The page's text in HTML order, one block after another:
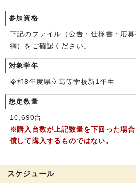
参加資格
下記のファイル（公告・仕様書・応
綱）をご確認ください。
対象学年
令和8年度県立高等学校新1年生
想定数量
10,690台
※購入台数が上記数量を下回った場
償して購入するものではない。
スケジュール